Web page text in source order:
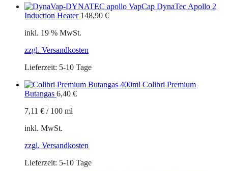
VapCap DynaTec Apollo 2
Induction Heater 148,90 €
inkl. 19 % MwSt.
zzgl. Versandkosten
Lieferzeit: 5-10 Tage
Colibri Premium
Butangas 6,40 €
7,11 € / 100 ml
inkl. MwSt.
zzgl. Versandkosten
Lieferzeit: 5-10 Tage